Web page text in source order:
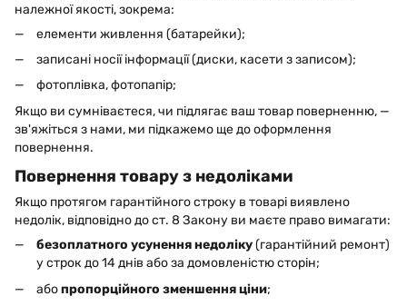
належної якості, зокрема:
елементи живлення (батарейки);
записані носії інформації (диски, касети з записом);
фотоплівка, фотопапір;
Якщо ви сумніваєтеся, чи підлягає ваш товар поверненню, —
зв'яжіться з нами, ми підкажемо ще до оформлення
повернення.
Повернення товару з недоліками
Якщо протягом гарантійного строку в товарі виявлено
недолік, відповідно до ст. 8 Закону ви маєте право вимагати:
безоплатного усунення недоліку(гарантійний ремонт)
у строк до 14 днів або за домовленістю сторін;
абопропорційного зменшення ціни;